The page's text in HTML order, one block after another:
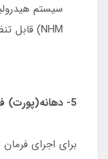
سیستم
NHM) قابل تنظیم است.
5- دهانه(پورت) فرمان پیلوت :